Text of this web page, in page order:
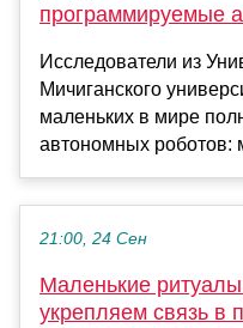
программируемые
Исследователи из
Мичиганского
маленьких в мире
автономных роботов:
21:00, 24 Сен
Маленькие
укрепляем связь в